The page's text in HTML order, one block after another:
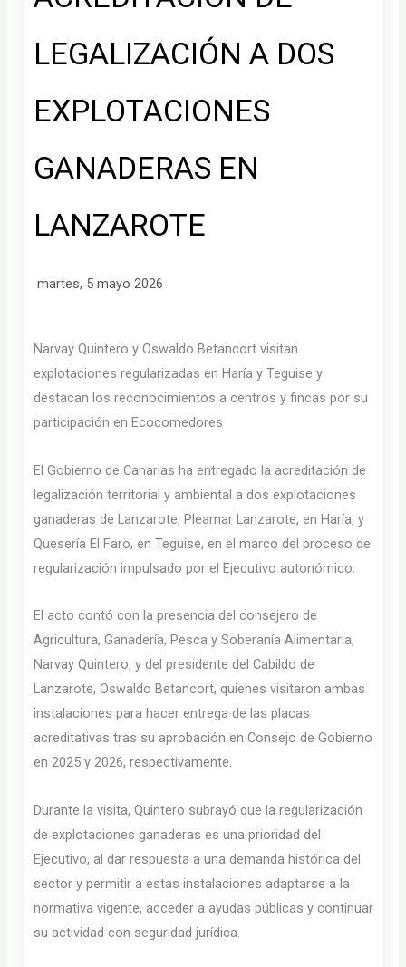
LEGALIZACIÓN A DOS
EXPLOTACIONES
GANADERAS EN
LANZAROTE
martes, 5 mayo 2026
Narvay Quintero y Oswaldo Betancort visitan
explotaciones regularizadas en Haría y Teguise y
destacan los reconocimientos a centros y fincas por su
participación en Ecocomedores
El Gobierno de Canarias ha entregado la acreditación de
legalización territorial y ambiental a dos explotaciones
ganaderas de Lanzarote, Pleamar Lanzarote, en Haría, y
Quesería El Faro, en Teguise, en el marco del proceso de
regularización impulsado por el Ejecutivo autonómico.
El acto contó con la presencia del consejero de
Agricultura, Ganadería, Pesca y Soberanía Alimentaria,
Narvay Quintero, y del presidente del Cabildo de
Lanzarote, Oswaldo Betancort, quienes visitaron ambas
instalaciones para hacer entrega de las placas
acreditativas tras su aprobación en Consejo de Gobierno
en 2025 y 2026, respectivamente.
Durante la visita, Quintero subrayó que la regularización
de explotaciones ganaderas es una prioridad del
Ejecutivo, al dar respuesta a una demanda histórica del
sector y permitir a estas instalaciones adaptarse a la
normativa vigente, acceder a ayudas públicas y continuar
su actividad con seguridad jurídica.